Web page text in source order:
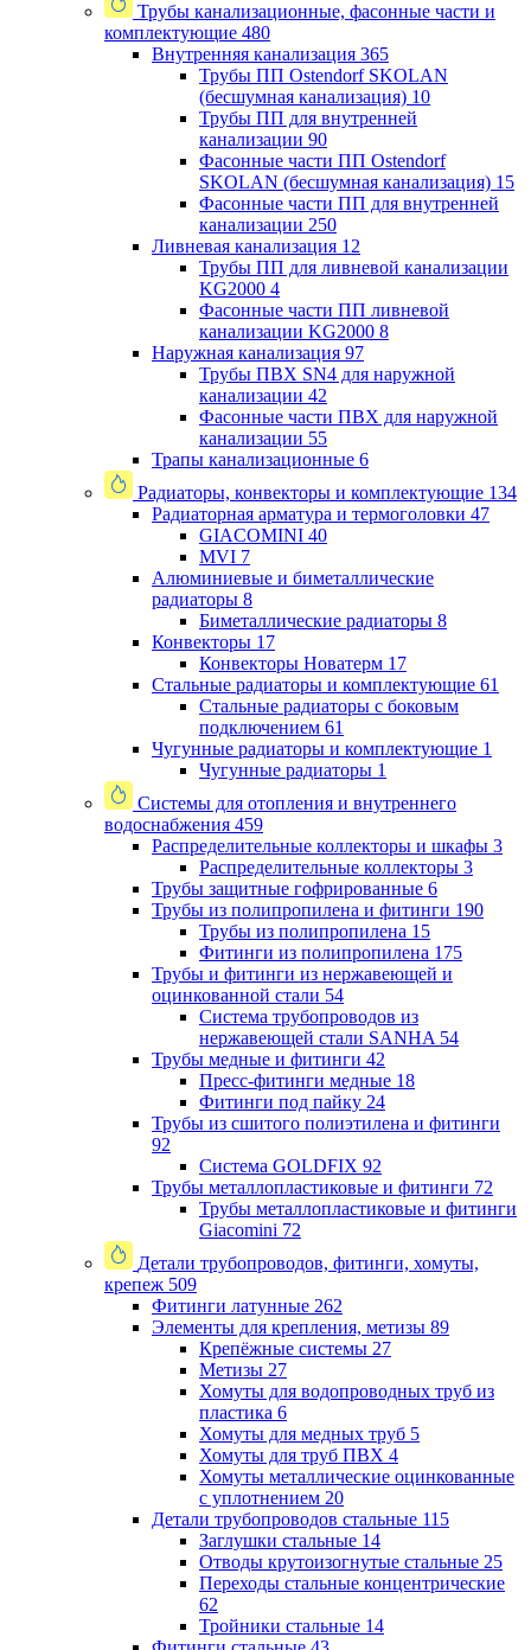
Трубы канализационные, фасонные части и
комплектующие 480
Внутренняя канализация 365
Трубы ПП Ostendorf SKOLAN
(бесшумная канализация) 10
Трубы ПП для внутренней
канализации 90
Фасонные части ПП Ostendorf
SKOLAN (бесшумная канализация) 15
Фасонные части ПП для внутренней
канализации 250
Ливневая канализация 12
Трубы ПП для ливневой канализации
KG2000 4
Фасонные части ПП ливневой
канализации KG2000 8
Наружная канализация 97
Трубы ПВХ SN4 для наружной
канализации 42
Фасонные части ПВХ для наружной
канализации 55
Трапы канализационные 6
Радиаторы, конвекторы и комплектующие 134
Радиаторная арматура и термоголовки 47
GIACOMINI 40
MVI 7
Алюминиевые и биметаллические
радиаторы 8
Биметаллические радиаторы 8
Конвекторы 17
Конвекторы Новатерм 17
Стальные радиаторы и комплектующие 61
Стальные радиаторы с боковым
подключением 61
Чугунные радиаторы и комплектующие 1
Чугунные радиаторы 1
Системы для отопления и внутреннего
водоснабжения 459
Распределительные коллекторы и шкафы 3
Распределительные коллекторы 3
Трубы защитные гофрированные 6
Трубы из полипропилена и фитинги 190
Трубы из полипропилена 15
Фитинги из полипропилена 175
Трубы и фитинги из нержавеющей и
оцинкованной стали 54
Система трубопроводов из
нержавеющей стали SANHA 54
Трубы медные и фитинги 42
Пресс-фитинги медные 18
Фитинги под пайку 24
Трубы из сшитого полиэтилена и фитинги
92
Система GOLDFIX 92
Трубы металлопластиковые и фитинги 72
Трубы металлопластиковые и фитинги
Giacomini 72
Детали трубопроводов, фитинги, хомуты,
крепеж 509
Фитинги латунные 262
Элементы для крепления, метизы 89
Крепёжные системы 27
Метизы 27
Хомуты для водопроводных труб из
пластика 6
Хомуты для медных труб 5
Хомуты для труб ПВХ 4
Хомуты металлические оцинкованные
с уплотнением 20
Детали трубопроводов стальные 115
Заглушки стальные 14
Отводы крутоизогнутые стальные 25
Переходы стальные концентрические
62
Тройники стальные 14